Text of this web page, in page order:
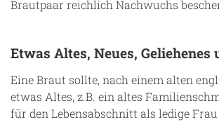
Brautpaar reichlich Nachwuchs
Etwas Altes, Neues, Geliehenes
Eine Braut sollte, nach einem alten
etwas Altes, z.B. ein altes
für den Lebensabschnitt als ledige